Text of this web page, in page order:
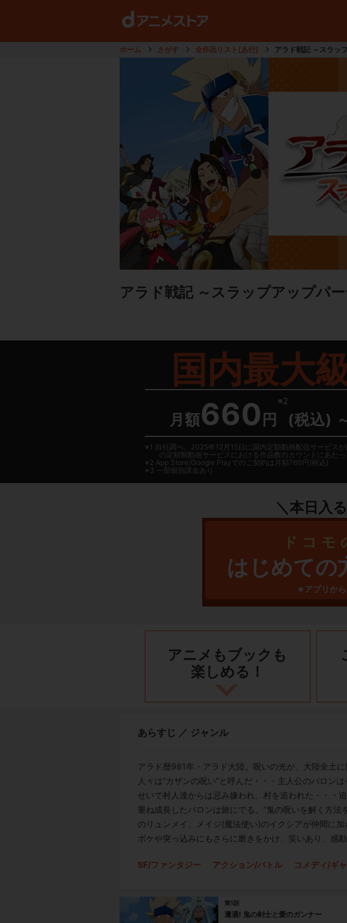
ホーム さがす 全作品リスト[あ行] アラド戦記 ～スラッ
アラド戦記 ～スラップアップパ
国内最大級
月額660 円
※2
(税込)
1 自社調べ。2025年12月15日に国内定額動画配信サービス
の定額制動画サービスにおける作品数のカウントにあた
2 App Store/Google Playでのご契約は月額760円(税込)
3 一部個別課金あり
＼本日入
ドコ
はじめての
※アプリか
アニメもブックも
楽しめる！
あらすじ ／ ジャンル
アラド暦981年・アラド大陸。呪いの光が、大陸全土
人々は“カザンの呪い”と呼んだ・・・主人公のバロン
せいで村人達からは忌み嫌われ、村を追われた・・・
重ね成長したバロンは旅にでる。“鬼の呪いを解く方
のリュンメイ、メイジ(魔法使い)のイクシアが仲間に
ボケや突っ込みにもさらに磨きをかけ、笑いあり、感
SF/ファンタジー アクション/バトル コメディ/ギ
第1話
遭遇! 鬼の剣士と愛のガンナー